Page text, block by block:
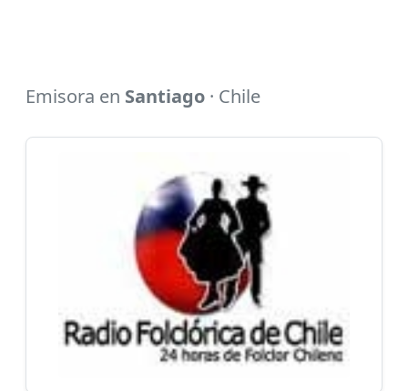
Emisora en Santiago · Chile